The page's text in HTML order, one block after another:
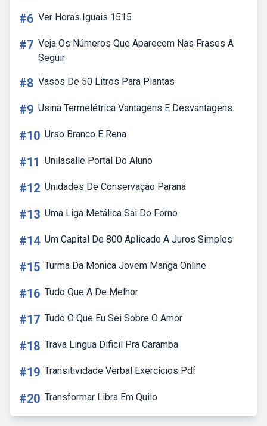
#6 Ver Horas Iguais 1515
#7 Veja Os Números Que Aparecem Nas Frases A
Seguir
#8 Vasos De 50 Litros Para Plantas
#9 Usina Termelétrica Vantagens E Desvantagens
#10 Urso Branco E Rena
#11 Unilasalle Portal Do Aluno
#12 Unidades De Conservação Paraná
#13 Uma Liga Metálica Sai Do Forno
#14 Um Capital De 800 Aplicado A Juros Simples
#15 Turma Da Monica Jovem Manga Online
#16 Tudo Que A De Melhor
#17 Tudo O Que Eu Sei Sobre O Amor
#18 Trava Lingua Dificil Pra Caramba
#19 Transitividade Verbal Exercícios Pdf
#20 Transformar Libra Em Quilo